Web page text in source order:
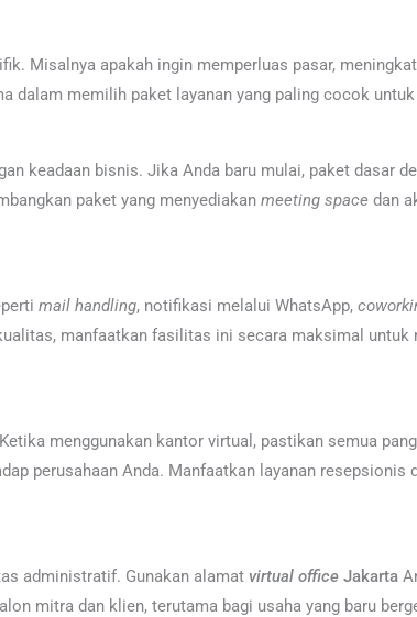
Misalnya apakah ingin memperluas pasar,
dalam memilih paket layanan yang paling cocok
keadaan bisnis. Jika Anda baru mulai, paket dasar
paket yang menyediakan meeting space dan
mail handling, notifikasi melalui WhatsApp,
manfaatkan fasilitas ini secara maksimal untuk
menggunakan kantor virtual, pastikan semua
perusahaan Anda. Manfaatkan layanan resepsionis
administratif. Gunakan alamat virtual office Jakarta
mitra dan klien, terutama bagi usaha yang baru